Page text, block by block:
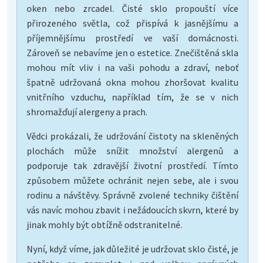
oken nebo zrcadel. Čisté sklo propouští více
přirozeného světla, což přispívá k jasnějšímu a
příjemnějšímu prostředí ve vaší domácnosti.
Zároveň se nebavíme jen o estetice. Znečištěná skla
mohou mít vliv i na vaši pohodu a zdraví, neboť
špatně udržovaná okna mohou zhoršovat kvalitu
vnitřního vzduchu, například tím, že se v nich
shromažďují alergeny a prach.
Vědci prokázali, že udržování čistoty na skleněných
plochách může snížit množství alergenů a
podporuje tak zdravější životní prostředí. Tímto
způsobem můžete ochránit nejen sebe, ale i svou
rodinu a návštěvy. Správně zvolené techniky čištění
vás navíc mohou zbavit i nežádoucích skvrn, které by
jinak mohly být obtížně odstranitelné.
Nyní, když víme, jak důležité je udržovat sklo čisté, je